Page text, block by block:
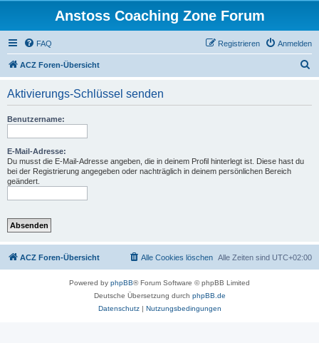
Anstoss Coaching Zone Forum
FAQ Anmelden
Registrieren
ACZ Foren-Übersicht
Aktivierungs-Schlüssel senden
Benutzername:
E-Mail-Adresse:
Du musst die E-Mail-Adresse angeben, die in deinem Profil hinterlegt ist. Diese hast du
bei der Registrierung angegeben oder nachträglich in deinem persönlichen Bereich
geändert.
ACZ Foren-Übersicht Alle Zeiten sind UTC+02:00
Alle Cookies löschen
Powered by phpBB® Forum Software © phpBB Limited
Deutsche Übersetzung durch phpBB.de
Datenschutz| Nutzungsbedingungen